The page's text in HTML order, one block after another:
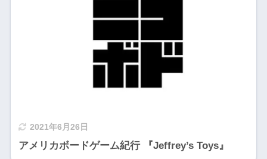
2021年6月26日
アメリカボードゲーム紀行 『Jeffrey’s Toys』